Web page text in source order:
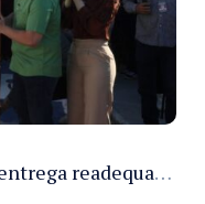
Governador Roberto Cidade entrega readequação do ambulatório da FCecon e amplia capacidade de atendimento oncológico em Manaus